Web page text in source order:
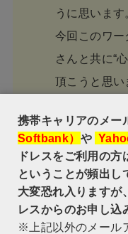
うに思います
今回このワー
さんと共に“
頂こうと思い
さった方の
起きる事に
の幸せと心に
けたらと思っ
色々な情報や
携帯キャリアのメー
Softbank） や
ドレスをご利用の
ということが頻出し
大変恐れ入りますが
レスからのお申し込
※上記以外のメール